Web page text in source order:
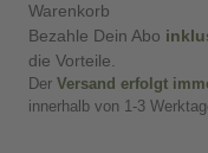
Warenkorb
Bezahle Dein Abo
die Vorteile.
Der Versand erfolgt
innerhalb von 1-3